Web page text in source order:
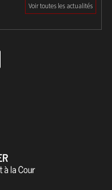
Voir toutes les actualités